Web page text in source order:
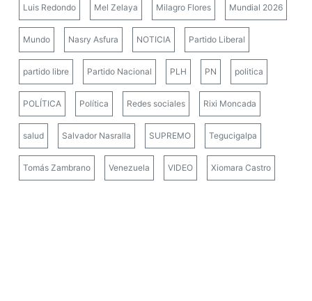
Luis Redondo Mel Zelaya Milagro Flores Mundial 2026
Mundo Nasry Asfura NOTICIA Partido Liberal
partido libre Partido Nacional PLH PN politica
POLÍTICA Política Redes sociales Rixi Moncada
salud Salvador Nasralla SUPREMO Tegucigalpa
Tomás Zambrano Venezuela VIDEO Xiomara Castro